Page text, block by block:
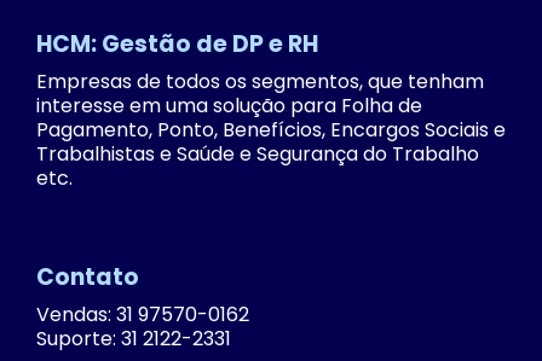
HCM: Gestão de DP e RH
Empresas de todos os segmentos, que tenham
interesse em uma solução para Folha de
Pagamento, Ponto, Benefícios, Encargos Sociais e
Trabalhistas e Saúde e Segurança do Trabalho
etc.
Contato
Vendas: 31 97570-0162
Suporte: 31 2122-2331